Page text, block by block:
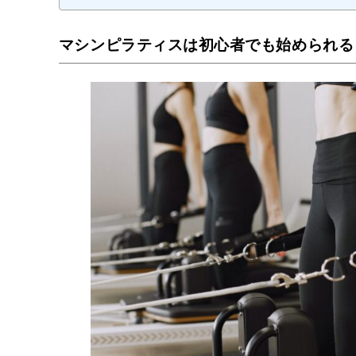
マシンピラティスは初心者でも始められ